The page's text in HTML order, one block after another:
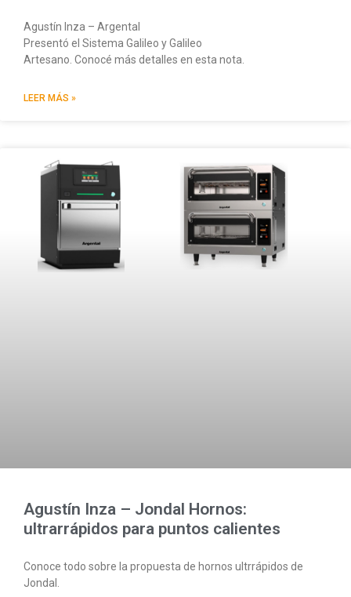
Agustín Inza – Argental
Presentó el Sistema Galileo y Galileo
Artesano. Conocé más detalles en esta nota.
LEER MÁS »
Agustín Inza – Jondal Hornos:
ultrarrápidos para puntos calientes
Conoce todo sobre la propuesta de hornos ultrrápidos de
Jondal.